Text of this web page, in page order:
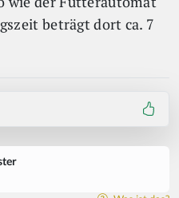
beträgt dort ca. 7